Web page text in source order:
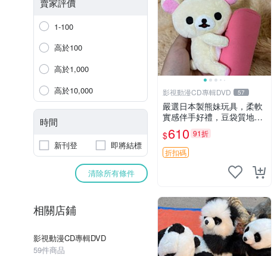
賣家評價
1-100
高於100
高於1,000
高於10,000
時間
新刊登 即將結標
清除所有條件
相關店鋪
影視動漫CD專輯DVD
59件商品
影視動漫CD專輯DVD 57
嚴選日本製熊妹玩具，柔軟
實感伴手好禮，豆袋質地手
感佳，抱枕小熊 recom 推薦
白色豆袋 玩具
$610 91折
折扣碼